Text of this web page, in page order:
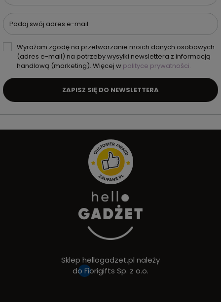
Podaj swój adres e-mail
Wyrażam zgodę na przetwarzanie moich danych osobowych
(adres e-mail) na potrzeby wysyłki newslettera z informacją
handlową (marketing). Więcej w polityce prywatności.
ZAPISZ SIĘ DO NEWSLETTERA
Sklep hellogadzet.pl należy
do Fiorigifts Sp. z o.o.